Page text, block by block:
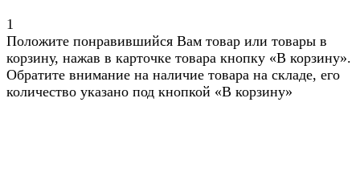
1
Положите понравившийся Вам товар или товары в
корзину, нажав в карточке товара кнопку «В корзину».
Обратите внимание на наличие товара на складе, его
количество указано под кнопкой «В корзину»